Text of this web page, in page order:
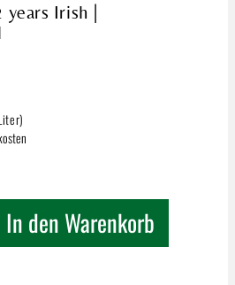
Irish |
gewünschten Wert ein oder
In den Warenkorb
years Irish | Whiskey 40%